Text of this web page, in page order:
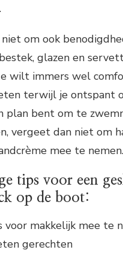
om ook
glazen en
wilt immers wel
terwijl je ontspant
plan bent om te
vergeet dan niet om
mee te nemen.
tips voor een
op de boot:
voor makkelijk mee te
gerechten